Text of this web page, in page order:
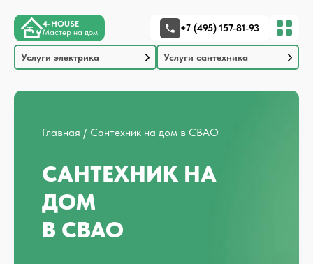
4-HOUSE
Мастер на дом
+7 (495) 157-81-93
Услуги электрика Услуги сантехника
Главная Сантехник на дом в СВАО
САНТЕХНИК НА
ДОМ
В СВАО